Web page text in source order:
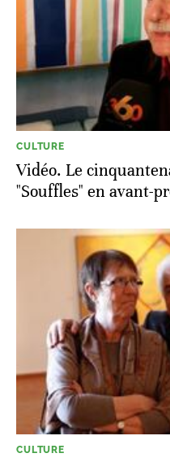
CULTURE
Vidéo. Le
"Souffles" en avant-
CULTURE